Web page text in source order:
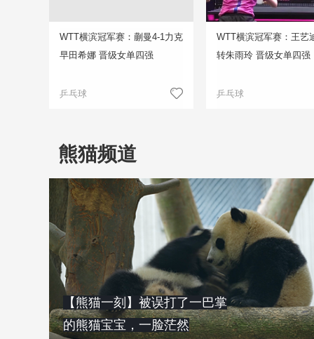
WTT横滨冠军赛：蒯曼4-1力克
早田希娜 晋级女单四强
乒乓球
WTT横滨冠军赛：王艺
转朱雨玲 晋级女单四强
乒乓球
熊猫频道
【熊猫一刻】被误打了一巴掌
的熊猫宝宝，一脸茫然